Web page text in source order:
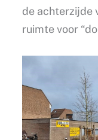
de achterzijde
ruimte voor